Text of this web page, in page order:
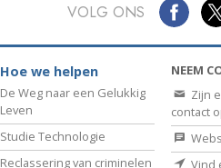
VOLG ONS
Hoe we helpen
De Weg naar een Gelukkig
Leven
Studie Technologie
Reclassering van criminelen
NEEM
Zijn
contact
Vind